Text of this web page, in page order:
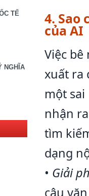
TẾ
NGHĨA
4. Sao
của AI
Việc bê
xuất ra
một
nhận
tìm
dạng
• Giải
câu